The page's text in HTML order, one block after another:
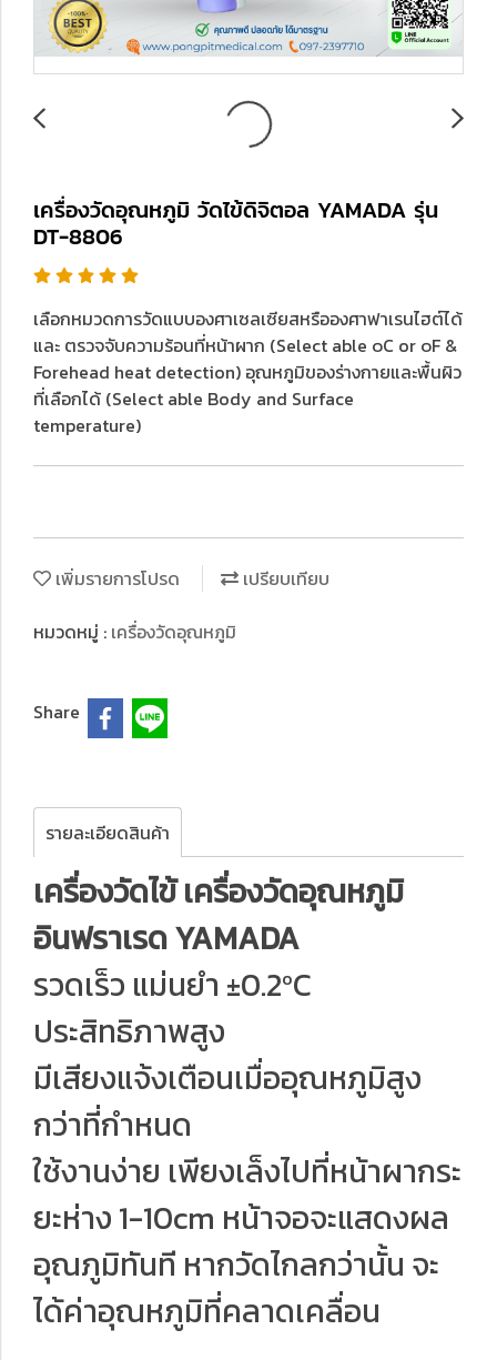
เครื่องวัดอุณหภูมิ วัดไข้ดิจิตอล YAMADA รุ่น
DT-8806
เลือกหมวดการวัดแบบองศาเซลเซียสหรือองศาฟาเรนไฮต์ได้
และ ตรวจจับความร้อนที่หน้าผาก (Select able ๐C or ๐F &
Forehead heat detection) อุณหภูมิของร่างกายและพื้นผิว
ที่เลือกได้ (Select able Body and Surface
temperature)
เพิ่มรายการโปรด
เปรียบเทียบ
หมวดหมู่ : เครื่องวัดอุณหภูมิ
Share
รายละเอียดสินค้า
เครื่องวัดไข้ เครื่องวัดอุณหภูมิ
อินฟราเรด YAMADA
รวดเร็ว แม่นยำ ±0.2ºC
ประสิทธิภาพสูง
มีเสียงแจ้งเตือนเมื่ออุณหภูมิสูง
กว่าที่กำหนด
ใช้งานง่าย เพียงเล็งไปที่หน้าผากระ
ยะห่าง 1-10cm หน้าจอจะแสดงผล
อุณภูมิทันที หากวัดไกลกว่านั้น จะ
ได้ค่าอุณหภูมิที่คลาดเคลื่อน